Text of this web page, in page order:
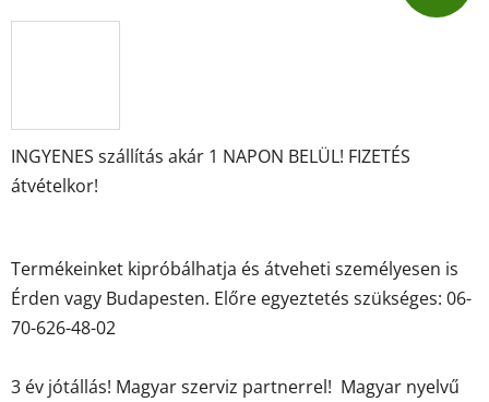
INGYENES szállítás akár 1 NAPON BELÜL! FIZETÉS
átvételkor!
Termékeinket kipróbálhatja és átveheti személyesen is
Érden vagy Budapesten. Előre egyeztetés szükséges: 06-
70-626-48-02
3 év jótállás! Magyar szerviz partnerrel! Magyar nyelvű